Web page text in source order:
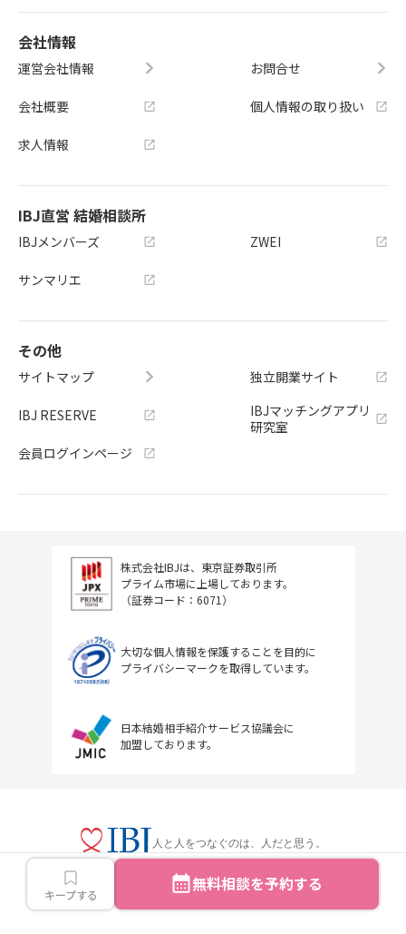
キープする 無料相談を予約する
会社情報
運営会社情報
会社概要
求人情報
お問合せ
個人情報の取り扱い
IBJ直営 結婚相談所
IBJメンバーズ
サンマリエ
ZWEI
その他
サイトマップ
IBJ RESERVE
会員ログインページ
独立開業サイト
IBJマッチングアプリ
研究室
株式会社IBJは、東京証券取引所
プライム市場に上場しております。
（証券コード：6071）
大切な個人情報を保護することを目的に
プライバシーマークを取得しています。
日本結婚相手紹介サービス協議会に
加盟しております。
人と人をつなぐのは、人だと思う。